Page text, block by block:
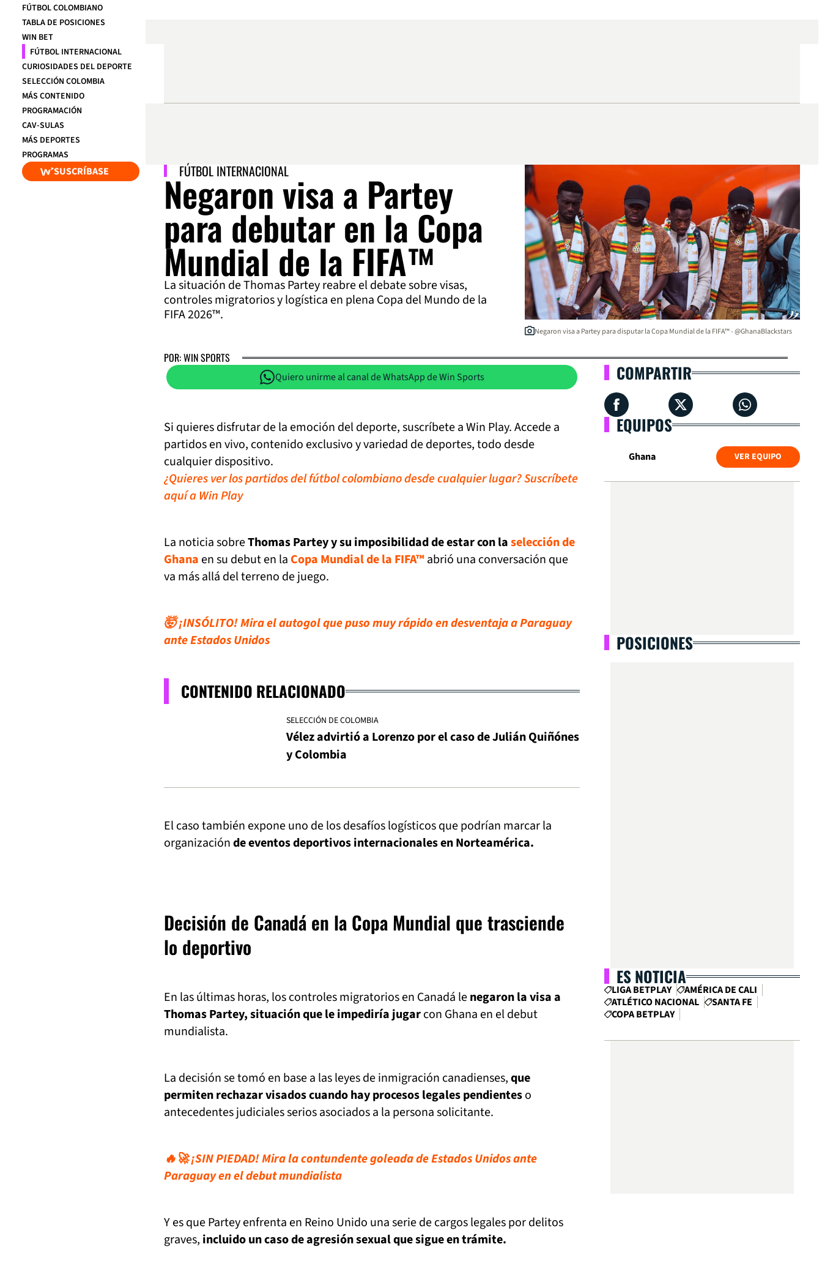
FÚTBOL COLOMBIANO
TABLA DE POSICIONES
WIN BET
FÚTBOL INTERNACIONAL
CURIOSIDADES DEL DEPORTE
SELECCIÓN COLOMBIA
MÁS CONTENIDO
PROGRAMACIÓN
CAV-SULAS
MÁS DEPORTES
PROGRAMAS
SUSCRÍBASE FÚTBOL INTERNACIONAL
Negaron visa a Partey
para debutar en la Copa
Mundial de la FIFA™
La situación de Thomas Partey reabre el debate sobre visas,
controles migratorios y logística en plena Copa del Mundo de la
FIFA 2026™.
Negaron visa a Partey para disputar la Copa Mundial de la FIFA™ - @GhanaBlackstars
POR: WIN SPORTS
Quiero unirme al canal de WhatsApp de Win Sports
Si quieres disfrutar de la emoción del deporte, suscríbete a Win Play. Accede a
partidos en vivo, contenido exclusivo y variedad de deportes, todo desde
cualquier dispositivo.
¿Quieres ver los partidos del fútbol colombiano desde cualquier lugar? Suscríbete
aquí a Win Play
La noticia sobreThomas Partey y su imposibilidad de estar con laselección de
Ghana en su debut en la Copa Mundial de la FIFA™abrió una conversación que
va más allá del terreno de juego.
🤯 ¡INSÓLITO! Mira el autogol que puso muy rápido en desventaja a Paraguay
ante Estados Unidos
CONTENIDO RELACIONADO
SELECCIÓN DE COLOMBIA
Vélez advirtió a Lorenzo por el caso de Julián Quiñónes
y Colombia
El caso también expone uno de los desafíos logísticos que podrían marcar la
organizaciónde eventos deportivos internacionales en Norteamérica.
Decisión de Canadá en la Copa Mundial que trasciende
lo deportivo
En las últimas horas, los controles migratorios en Canadá lenegaron la visa a
Thomas Partey, situación que le impediría jugarcon Ghana en el debut
mundialista.
La decisión se tomó en base a las leyes de inmigración canadienses,que
permiten rechazar visados cuando hay procesos legales pendienteso
antecedentes judiciales serios asociados a la persona solicitante.
🔥🚀 ¡SIN PIEDAD! Mira la contundente goleada de Estados Unidos ante
Paraguay en el debut mundialista
Y es que Partey enfrenta en Reino Unido una serie de cargos legales por delitos
graves, incluido un caso de agresión sexual que sigue en trámite.
COMPARTIR
EQUIPOS
Ghana VER EQUIPO
POSICIONES
ES NOTICIA
LIGA BETPLAY
AMÉRICA DE CALI
ATLÉTICO NACIONAL
SANTA FE
COPA BETPLAY